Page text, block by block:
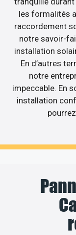
les formalités
raccordement
notre savoir-
installation
En d’autres
notre
impeccable. En
installation